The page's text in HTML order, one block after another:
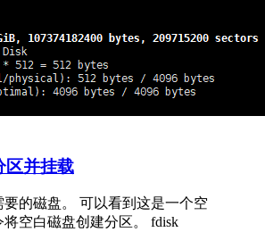
区并挂载
要的磁盘。 可以看到这是一个空
空白磁盘创建分区。 fdisk